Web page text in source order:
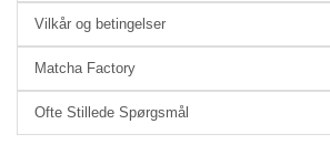
Vilkår og betingelser
Matcha Factory
Ofte Stillede Spørgsmål